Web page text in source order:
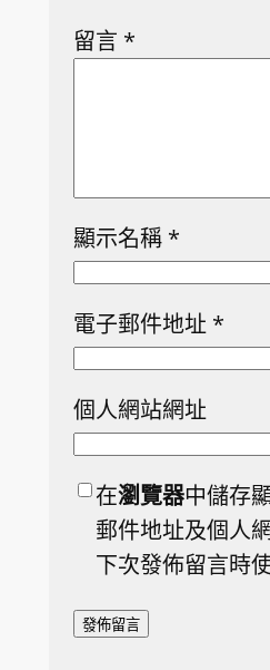
留言 *
顯示名稱 *
電子郵件地址 *
個人網站網址
在瀏覽器中儲存
郵件地址及個人
下次發佈留言時